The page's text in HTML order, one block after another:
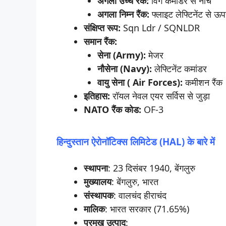
अगला निम्न रैंक:फ्लाइट लेफ्टिनेंट से
संक्षिप्तरूप: Sqn Ldr / SQNLDR
समानरैंक:
सेना (Army): मेजर
नौसेना (Navy): लेफ्टिनेंट कमांडर
वायु सेना ( Air Forces): कमीशन रैंक
इतिहास: रॉयल नेवल एयर सर्विस से जुड़ा
NATOरैंककोड: OF-3
हिन्दुस्तानऐरोनॉटिक्सलिमिटेड (HAL)केबारेमें
स्थापना: 23 दिसंबर 1940, बेंगलुरु
मुख्यालय: बेंगलुरु, भारत
संस्थापक: वालचंद हीराचंद
मालिक: भारत सरकार (71.65%)
प्रमुखउत्पाद: